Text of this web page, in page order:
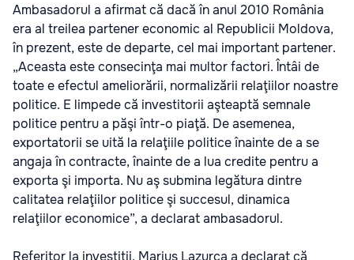
Ambasadorul a afirmat că dacă în anul 2010 România
era al treilea partener economic al Republicii Moldova,
în prezent, este de departe, cel mai important partener.
„Aceasta este consecinţa mai multor factori. Întâi de
toate e efectul ameliorării, normalizării relaţiilor noastre
politice. E limpede că investitorii aşteaptă semnale
politice pentru a păşi într-o piaţă. De asemenea,
exportatorii se uită la relaţiile politice înainte de a se
angaja în contracte, înainte de a lua credite pentru a
exporta şi importa. Nu aş submina legătura dintre
calitatea relaţiilor politice şi succesul, dinamica
relaţiilor economice”, a declarat ambasadorul.
Referitor la investiţii, Marius Lazurca a declarat că